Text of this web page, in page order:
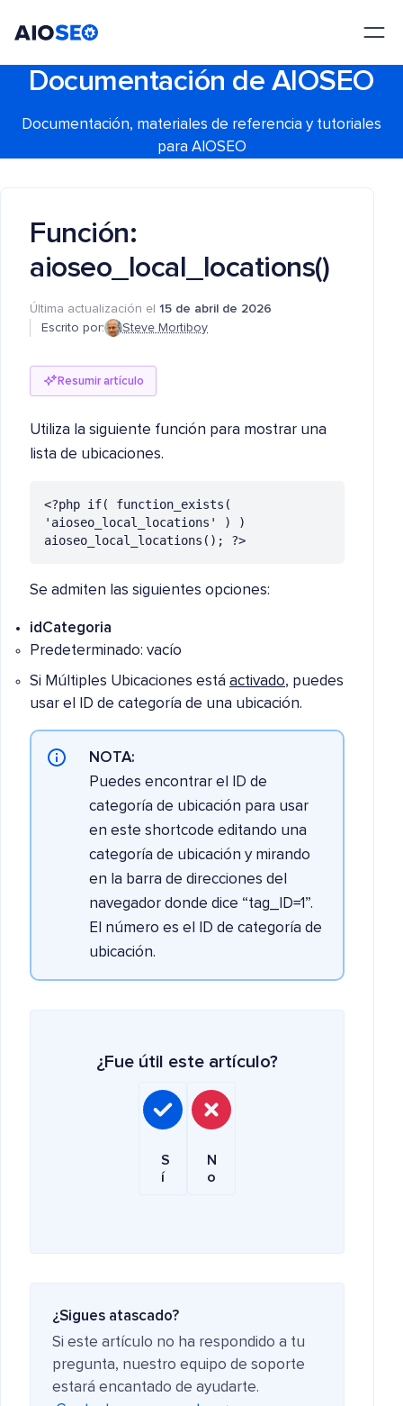
Documentación de AIOSEO
Documentación, materiales de referencia y tutoriales
para AIOSEO
Función:
aioseo_local_locations()
Última actualización el 15 de abril de 2026
Escrito por:
Steve Mortiboy
Resumir artículo
Utiliza la siguiente función para mostrar una
lista de ubicaciones.
<?php if( function_exists(
'aioseo_local_locations' ) )
aioseo_local_locations(); ?>
Se admiten las siguientes opciones:
idCategoria
Predeterminado: vacío
Si Múltiples Ubicaciones está activado, puedes
usar el ID de categoría de una ubicación.
NOTA:
Puedes encontrar el ID de
categoría de ubicación para usar
en este shortcode editando una
categoría de ubicación y mirando
en la barra de direcciones del
navegador donde dice “tag_ID=1”.
El número es el ID de categoría de
ubicación.
¿Fue útil este artículo?
S
í
N
o
¿Sigues atascado?
Si este artículo no ha respondido a tu
pregunta, nuestro equipo de soporte
estará encantado de ayudarte.